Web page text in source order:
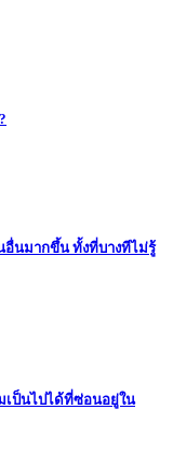
อื่นมากขึ้น ทั้งที่บางทีไม่รู้
มเป็นไปได้ที่ซ่อนอยู่ใน